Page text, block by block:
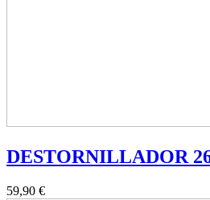
DESTORNILLADOR
59,90 €